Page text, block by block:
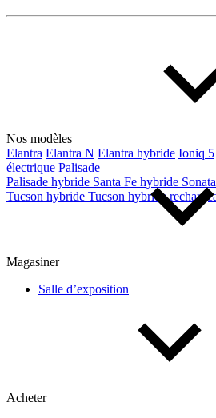
Nos modèles
Elantra Elantra N Elantra hybride Ioniq 5
électrique Palisade
Palisade hybride Santa Fe hybride Sonata
Tucson hybride Tucson hybride
Magasiner
Salle d’exposition
Acheter